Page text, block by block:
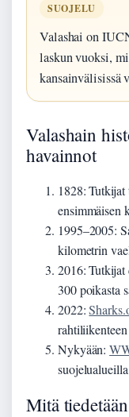
SUOJELU
Valashai on
laskun vuoksi,
kansainvälisissä
Valashain
havainnot
1828:
ensimmäisen
1995–2005:
kilometrin
2016: Tutkijat
300 poikasta
2022:
Nykyään:
Mitä